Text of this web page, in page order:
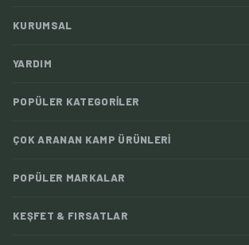
KURUMSAL
YARDIM
POPÜLER KATEGORILER
ÇOK ARANAN KAMP ÜRÜNLERI
POPÜLER MARKALAR
KEŞFET & FIRSATLAR